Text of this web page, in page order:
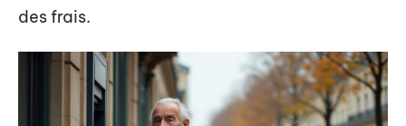
des frais.